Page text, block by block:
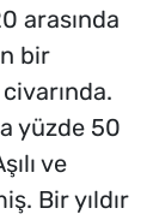
arasında
bir
yüzde 50
ve
Bir yıldır